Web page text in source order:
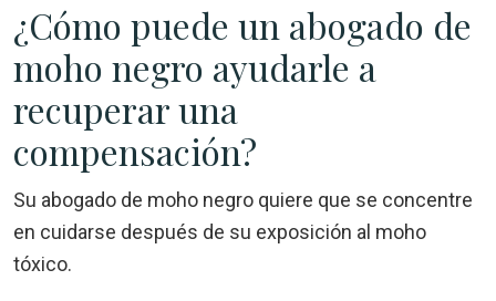
¿Cómo puede un abogado de
moho negro ayudarle a
recuperar una
compensación?
Su abogado de moho negro quiere que se concentre
en cuidarse después de su exposición al moho
tóxico.